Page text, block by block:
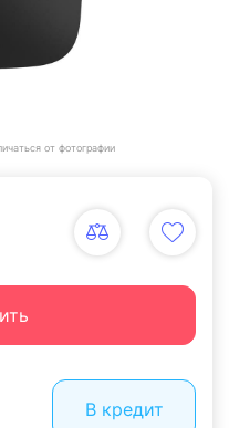
от фотографии
В кредит